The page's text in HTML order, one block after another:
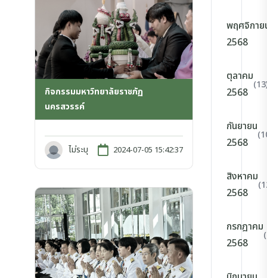
กิจกรรมมหาวิทยาลัยราชภัฏ
นครสวรรค์
ไม่ระบุ 2024-07-05 15:42:37
พฤศจิกาย
2568
ตุลาคม
2568
กันยายน
2568
สิงหาคม
2568
กรกฎาคม
2568